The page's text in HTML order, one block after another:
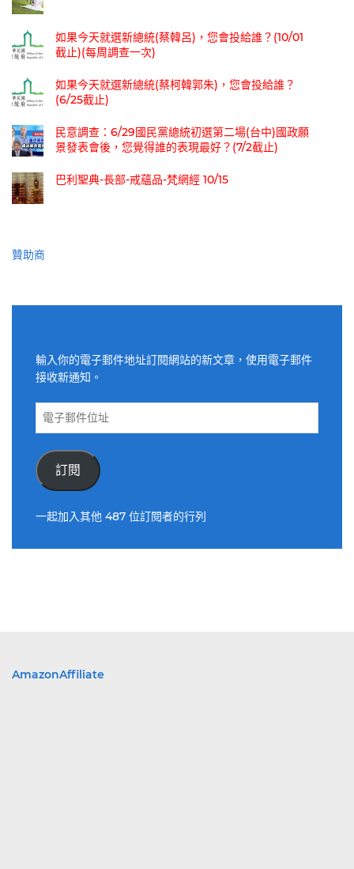
如果今天就選新總統(蔡韓呂)，您會投給誰？(10/01
截止)(每周調查一次)
如果今天就選新總統(蔡柯韓郭朱)，您會投給誰？
(6/25截止)
民意調查：6/29國民黨總統初選第二場(台中)國政願
景發表會後，您覺得誰的表現最好？(7/2截止)
巴利聖典-長部-戒蘊品-梵網經 10/15
贊助商
輸入你的電子郵件地址訂閱網站的新文章，使用電子郵件
接收新通知。
電
件
位
訂閱
一起加入其他 487 位訂閱者的行列
AmazonAffiliate